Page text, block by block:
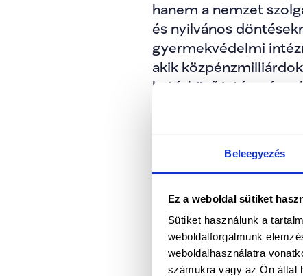
Beleegyezés
Ez a weboldal sütiket
Sütiket használunk a
weboldalforgalmunk
weboldalhasználatra
számukra vagy az Ön által
hanem a nemzet
és nyilvános
gyermekvédelmi
akik
hatáskörű
Bemutatta a
tárcaként kezelik,
Magyar Péter az
egyenlőtlenségek
hazahozatalát és a
időszak legfontosabb